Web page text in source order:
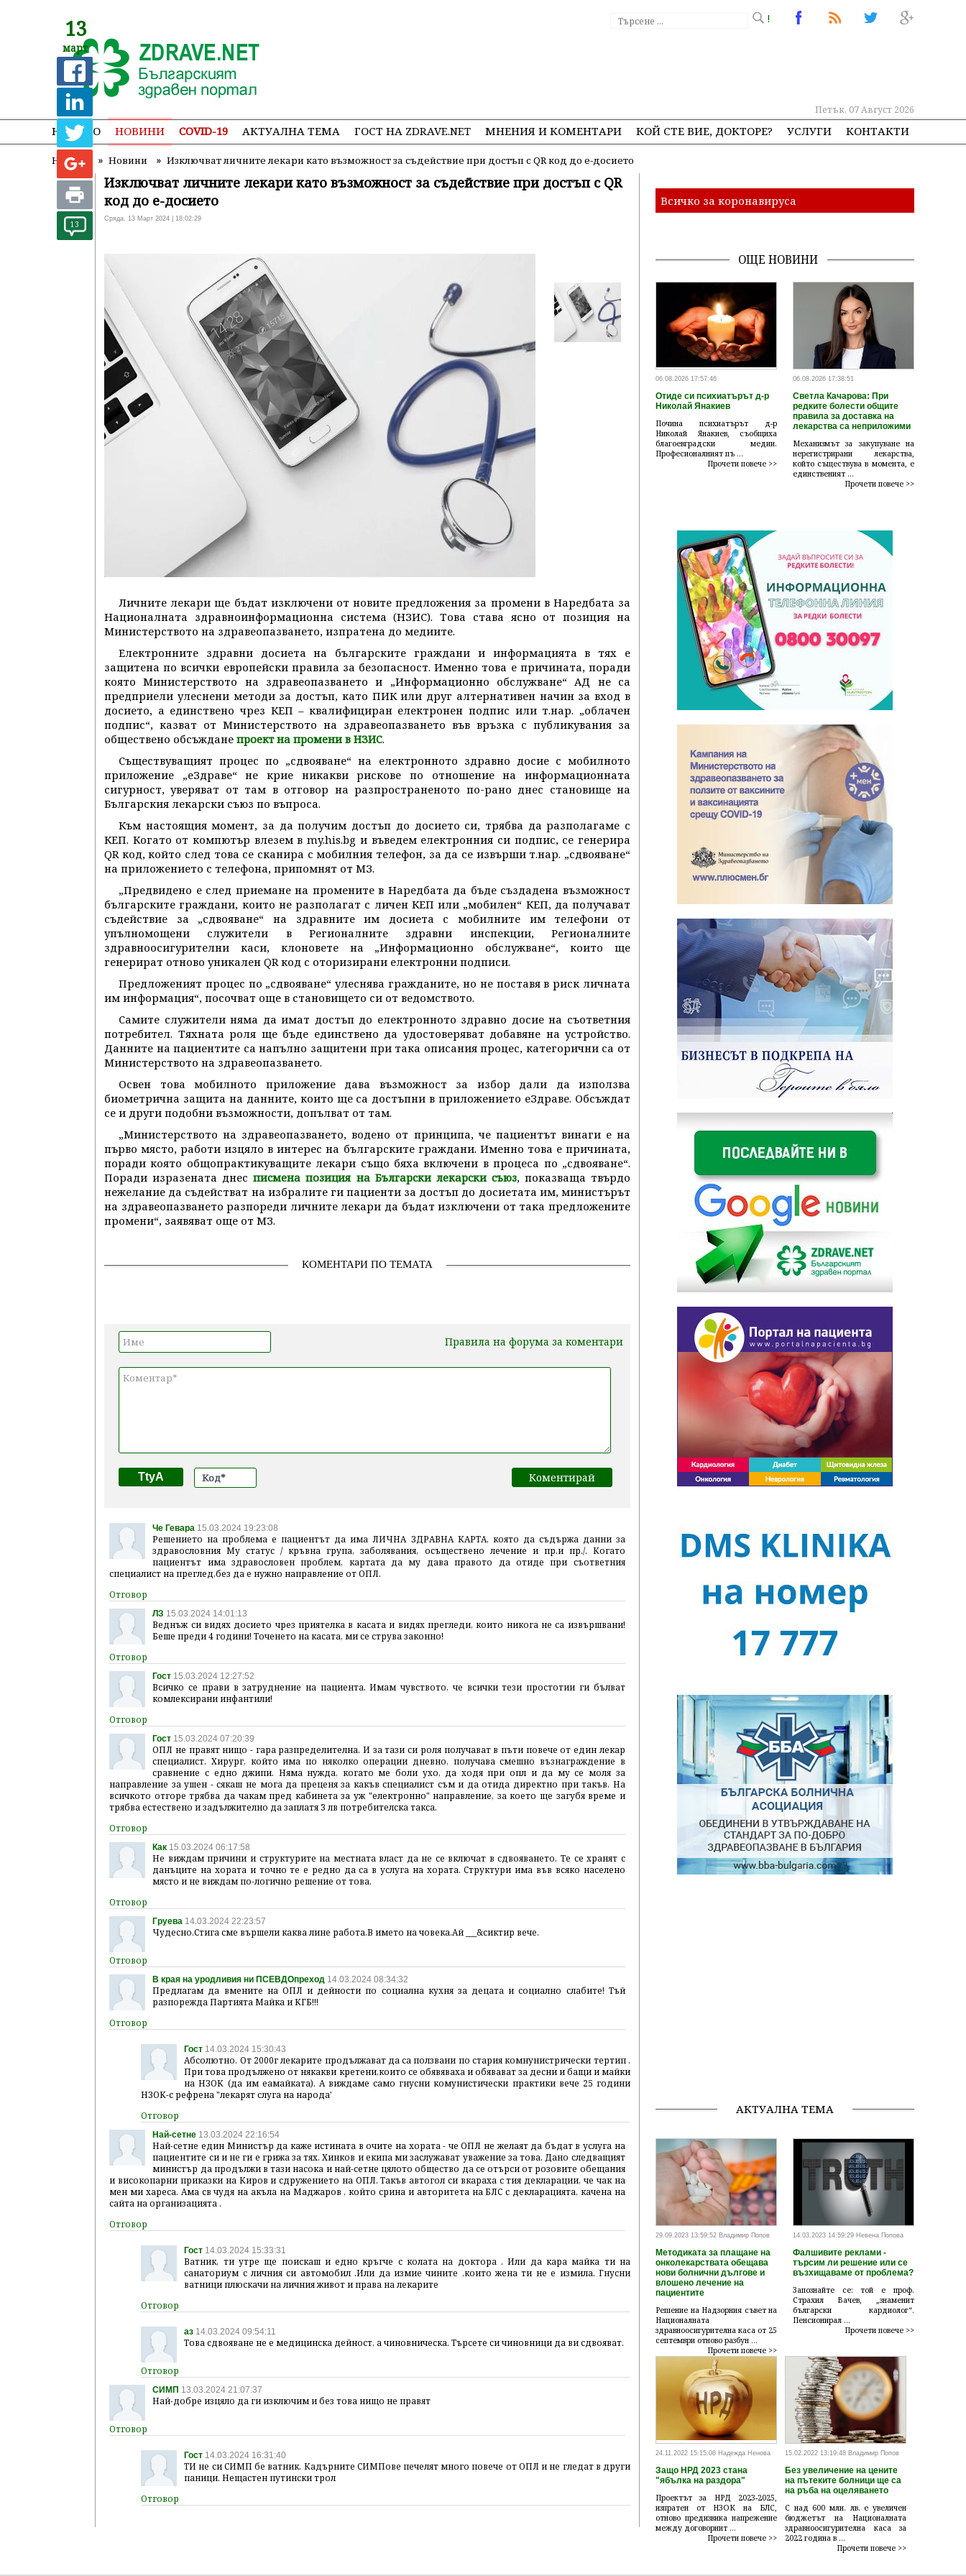
!
Петък, 07 Август 2026
НАЧАЛО НОВИНИ COVID-19 АКТУАЛНА ТЕМА ГОСТ НА ZDRAVE.NET МНЕНИЯ И КОМЕНТАРИ КОЙ СТЕ ВИЕ, ДОКТОРЕ? УСЛУГИ КОНТАКТИ
Начало » Новини » Изключват личните лекари като възможност за съдействие при достъп с QR код до е-досието
13
март
13
Изключват личните лекари като възможност за съдействие при достъп с QR
код до е-досието
Сряда, 13 Март 2024 | 18:02:29
Личните лекари ще бъдат изключени от новите предложения за промени в Наредбата за
Националната здравноинформационна система (НЗИС). Това става ясно от позиция на
Министерството на здравеопазването, изпратена до медиите.
Електронните здравни досиета на българските граждани и информацията в тях е
защитена по всички европейски правила за безопасност. Именно това е причината, поради
която Министерството на здравеопазването и „Информационно обслужване“ АД не са
предприели улеснени методи за достъп, като ПИК или друг алтернативен начин за вход в
досието, а единствено чрез КЕП – квалифициран електронен подпис или т.нар. „облачен
подпис“, казват от Министерството на здравеопазването във връзка с публикувания за
обществено обсъждане проект на промени в НЗИС.
Съществуващият процес по „сдвояване“ на електронното здравно досие с мобилното
приложение „еЗдраве“ не крие никакви рискове по отношение на информационната
сигурност, уверяват от там в отговор на разпространеното по-рано днес становище на
Българския лекарски съюз по въпроса.
Към настоящия момент, за да получим достъп до досието си, трябва да разполагаме с
КЕП. Когато от компютър влезем в my.his.bg и въведем електронния си подпис, се генерира
QR код, който след това се сканира с мобилния телефон, за да се извърши т.нар. „сдвояване“
на приложението с телефона, припомнят от МЗ.
„Предвидено е след приемане на промените в Наредбата да бъде създадена възможност
българските граждани, които не разполагат с личен КЕП или „мобилен“ КЕП, да получават
съдействие за „сдвояване“ на здравните им досиета с мобилните им телефони от
упълномощени служители в Регионалните здравни инспекции, Регионалните
здравноосигурителни каси, клоновете на „Информационно обслужване“, които ще
генерират отново уникален QR код с оторизирани електронни подписи.
Предложеният процес по „сдвояване“ улеснява гражданите, но не поставя в риск личната
им информация“, посочват още в становището си от ведомството.
Самите служители няма да имат достъп до електронното здравно досие на съответния
потребител. Тяхната роля ще бъде единствено да удостоверяват добавяне на устройство.
Данните на пациентите са напълно защитени при така описания процес, категорични са от
Министерството на здравеопазването.
Освен това мобилното приложение дава възможност за избор дали да използва
биометрична защита на данните, които ще са достъпни в приложението еЗдраве. Обсъждат
се и други подобни възможности, допълват от там.
„Министерството на здравеопазването, водено от принципа, че пациентът винаги е на
първо място, работи изцяло в интерес на българските граждани. Именно това е причината,
поради която общопрактикуващите лекари също бяха включени в процеса по „сдвояване“.
Поради изразената днесписмена позиция на Български лекарски съюз, показваща твърдо
нежелание да съдействат на избралите ги пациенти за достъп до досиетата им, министърът
на здравеопазването разпореди личните лекари да бъдат изключени от така предложените
промени“, заявяват още от МЗ.
КОМЕНТАРИ ПО ТЕМАТА
Правила на форума за коментари
TtyA
Че Гевара 15.03.2024 19:23:08
Решението на проблема е пациентът да има ЛИЧНА ЗДРАВНА КАРТА, която да съдържа данни за
здравословния Му статус / кръвна група, заболявания, осъществено лечение и пр.и пр./. Когато
пациентът има здравословен проблем, картата да му дава правото да отиде при съответния
специалист на преглед,без да е нужно направление от ОПЛ.
ЛЗ 15.03.2024 14:01:13
Веднъж си видях досието чрез приятелка в касата и видях прегледи, които никога не са извършвани!
Беше преди 4 години! Точенето на касата, ми се струва законно!
Гост 15.03.2024 12:27:52
Всичко се прави в затруднение на пациента. Имам чувството, че всички тези простотии ги бълват
комлексирани инфантили!
Гост 15.03.2024 07:20:39
ОПЛ не правят нищо - гара разпределителна. И за тази си роля получават в пъти повече от един лекар
специалист. Хирург, който има по няколко операции дневно, получава смешно възнаграждение в
сравнение с едно джипи. Няма нужда, когато ме боли ухо, да ходя при опл и да му се моля за
направление за ушен - сякаш не мога да преценя за какъв специалист съм и да отида директно при такъв. На
всичкото отгоре трябва да чакам пред кабинета за уж "електронно" направление, за което ще загубя време и
трябва естествено и задължително да заплатя 3 лв потребителска такса.
Как 15.03.2024 06:17:58
Не виждам причини и структурите на местната власт да не се включат в сдвояването. Те се хранят с
данъците на хората и точно те е редно да са в услуга на хората. Структури има във всяко населено
място и не виждам по-логично решение от това.
Груева 14.03.2024 22:23:57
Чудесно.Стига сме вършели каква лине работа.В името на човека.Ай ___&сиктир вече.
В края на уродливия ни ПСЕВДОпреход 14.03.2024 08:34:32
Предлагам да вмените на ОПЛ и дейности по социална кухня за децата и социално слабите! Тъй
разпорежда Партията Майка и КГБ!!!
Гост 14.03.2024 15:30:43
Абсолютно. От 2000г лекарите продължават да са ползвани по стария комнунистрически тертип .
При това продължено от някакви кретени,които се обявяваха и обявават за десни и бащи и майки
на НЗОК (да им еамайката). А виждаме само гнусни комунистически практики вече 25 години
НЗОК-с рефрена "лекарят слуга на народа'
Най-сетне 13.03.2024 22:16:54
Най-сетне един Министър да каже истината в очите на хората - че ОПЛ не желаят да бъдат в услуга на
пациентите си и не ги е грижа за тях. Хинков и екипа ми заслужават уважение за това. Дано следващият
министър да продължи в тази насока и най-сетне цялото общество да се отърси от розовите обещания
и високопарни приказки на Киров и сдружението на ОПЛ. Такъв автогол си вкараха с тия декларации, че чак на
мен ми хареса. Ама св чудя на акъла на Маджаров , който срина и авторитета на БЛС с декларацията, качена на
сайта на организацията .
Гост 14.03.2024 15:33:31
Ватник, ти утре ще поискаш и едно кръгче с колата на доктора . Или да кара майка ти на
санаториум с личния си автомобил .Или да измие чините ,които жена ти не е измила. Гнусни
ватници плюскачи на личния живот и права на лекарите
аз 14.03.2024 09:54:11
Това сдвояване не е медицинска дейност, а чиновническа. Търсете си чиновници да ви сдвояват.
СИМП 13.03.2024 21:07:37
Най-добре изцяло да ги изключим и без това нищо не правят
Гост 14.03.2024 16:31:40
ТИ не си СИМП бе ватник. Кадърните СИМПове печелят много повече от ОПЛ и не гледат в други
паници. Нещастен путински трол
Всичко за коронавируса
ОЩЕ НОВИНИ
06.08.2026 17:57:46
Отиде си психиатърът д-р
Николай Янакиев
Почина психиатърът д-р
Николай Янакиев, съобщиха
благоевградски медии.
Професионалният пъ ...
Прочети повече >>
06.08.2026 17:38:51
Светла Качарова: При
редките болести общите
правила за доставка на
лекарства са неприложими
Механизмът за закупуване на
нерегистрирани лекарства,
който съществува в момента, е
единственият ...
Прочети повече >>
АКТУАЛНА ТЕМА
29.09.2023 13:59:52 Владимир Попов
Методиката за плащане на
онколекарствата обещава
нови болнични дългове и
влошено лечение на
пациентите
Решение на Надзорния съвет на
Националната
здравноосигурителна каса от 25
септември отново разбун ...
Прочети повече >>
14.03.2023 14:59:29 Невена Попова
Фалшивите реклами -
търсим ли решение или се
възхищаваме от проблема?
Запознайте се: той е проф.
Страхил Вачев, „знаменит
български кардиолог“.
Пенсионирал ...
Прочети повече >>
24.11.2022 15:15:08 Надежда Ненова
Защо НРД 2023 стана
"ябълка на раздора"
Проектът за НРД 2023-2025,
изпратен от НЗОК на БЛС,
отново предизвика напрежение
между договорнит ...
Прочети повече >>
15.02.2022 13:19:48 Владимир Попов
Без увеличение на цените
на пътеките болници ще са
на ръба на оцеляването
С над 600 млн. лв. е увеличен
бюджетът на Националната
здравноосигурителна каса за
2022 година в ...
Прочети повече >>